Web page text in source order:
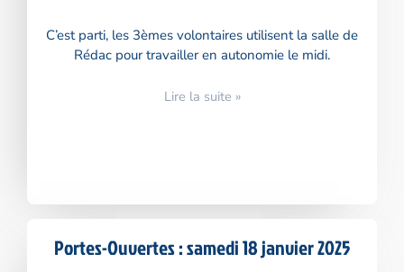
C’est parti, les 3èmes volontaires utilisent la salle de
Rédac pour travailler en autonomie le midi.
Lire la suite »
Portes-Ouvertes : samedi 18 janvier 2025